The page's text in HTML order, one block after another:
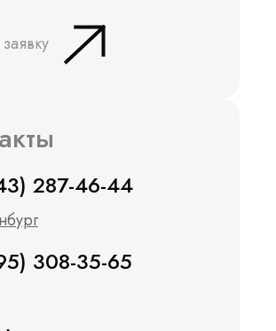
287-46-44
308-35-65